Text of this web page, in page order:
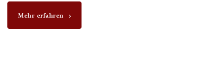
Mehr erfahren